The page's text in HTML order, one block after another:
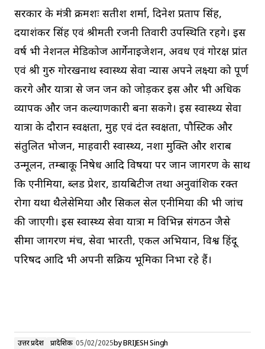
सरकार के मंत्री क्रमशः सतीश शर्मा, दिनेश प्रताप सिंह,
दयाशंकर सिंह एवं श्रीमती रजनी तिवारी उपस्थिति रहेंगे। इस
वर्ष भी नेशनल मेडिकोज आर्गेनाइजेशन, अवध एवं गोरक्ष प्रांत
एवं श्री गुरु गोरखनाथ स्वास्थ्य सेवा न्यास अपने लक्ष्यों को पूर्ण
करेंगे और यात्रा से जन जन को जोड़कर इस और भी अधिक
व्यापक और जन कल्याणकारी बना सकेंगे। इस स्वास्थ्य सेवा
यात्रा के दौरान स्वक्षता, मुह एवं दंत स्वक्षता, पौस्टिक और
संतुलित भोजन, माहवारी स्वास्थ्य, नशा मुक्ति और शराब
उन्मूलन, तम्बाकू निषेध आदि विषयों पर जान जागरण के साथ
कि एनीमिया, ब्लड प्रेशर, डायबिटीज तथा अनुवांशिक रक्त
रोगों यथा थैलेसेमिया और सिकल सेल एनीमिया की भी जांच
की जाएगी। इस स्वास्थ्य सेवा यात्रा में विभिन्न संगठन जैसे
सीमा जागरण मंच, सेवा भारती, एकल अभियान, विश्व हिंदू
परिषद आदि भी अपनी सक्रिय भूमिका निभा रहे हैं।
उत्तर प्रदेश प्रादेशिक 05/02/2025byBRIJESH Singh